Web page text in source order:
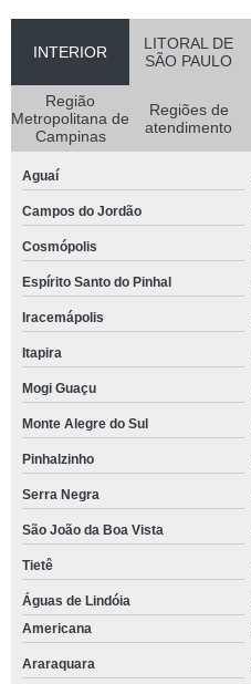
INTERIOR
LITORAL DE
SÃO PAULO
Região
Metropolitana de
Campinas
Regiões de
atendimento
Aguaí
Campos do Jordão
Cosmópolis
Espírito Santo do Pinhal
Iracemápolis
Itapira
Mogi Guaçu
Monte Alegre do Sul
Pinhalzinho
Serra Negra
São João da Boa Vista
Tietê
Águas de Lindóia
Americana
Araraquara